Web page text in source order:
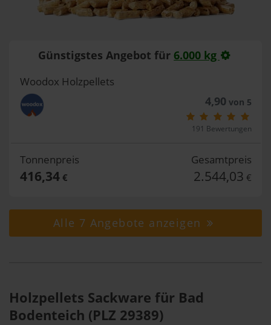
Günstigstes Angebot für 6.000 kg
Woodox Holzpellets
4,90 von 5
191 Bewertungen
Tonnenpreis
416,34€
Gesamtpreis
2.544,03 €
Alle 7 Angebote anzeigen
Holzpellets Sackware für Bad
Bodenteich (PLZ 29389)